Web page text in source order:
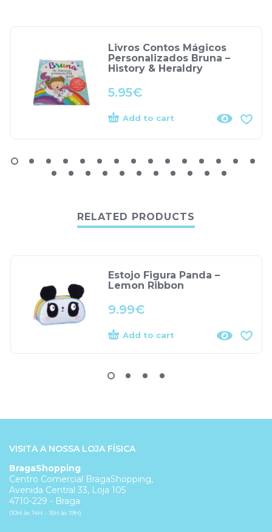
Livros Contos Mágicos
Personalizados Bruna –
History & Heraldry
5.95€
Add to cart
RELATED PRODUCTS
Estojo Figura Panda –
Lemon Ribbon
9.99€
Add to cart
VISITA A NOSSA LOJA FÍSICA
BragaShopping
Centro Comercial BragaShopping,
Avenida Central 33, Loja 105
4710-229 - Braga
(10H às 14H - 15H às 19H)